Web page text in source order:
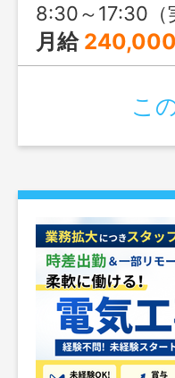
8:30～17:30（
月給 240,000円～
こ